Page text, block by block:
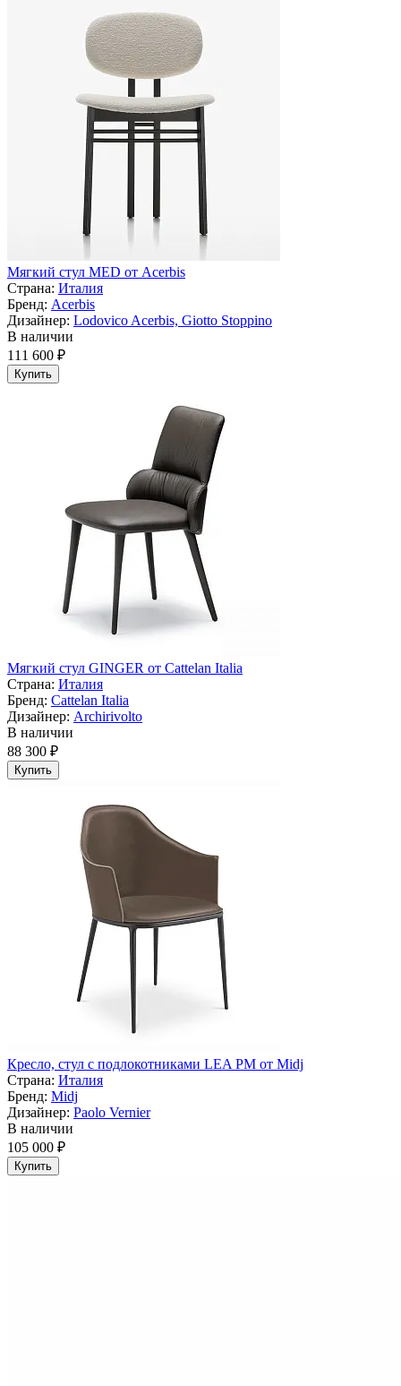
Мягкий стул MED от Acerbis
Страна: Италия
Бренд: Acerbis
Дизайнер: Lodovico Acerbis, Giotto Stoppino
В наличии
111 600 ₽
Купить
Мягкий стул GINGER от Cattelan Italia
Страна: Италия
Бренд: Cattelan Italia
Дизайнер: Archirivolto
В наличии
88 300 ₽
Купить
Кресло, стул с подлокотниками LEA PM от Midj
Страна: Италия
Бренд: Midj
Дизайнер: Paolo Vernier
В наличии
105 000 ₽
Купить